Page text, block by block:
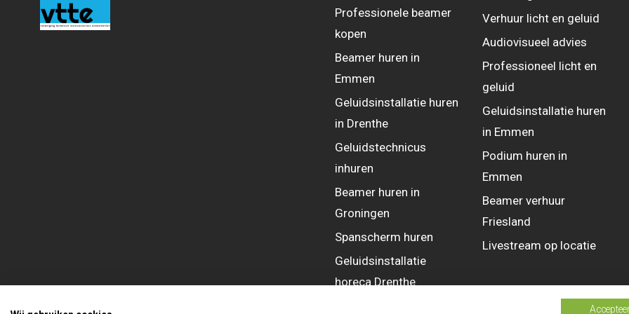
Professionele beamer
kopen
Beamer huren in
Emmen
Geluidsinstallatie huren
in Drenthe
Geluidstechnicus
inhuren
Beamer huren in
Groningen
Spanscherm huren
Geluidsinstallatie
horeca Drenthe
Verhuur licht en geluid
Audiovisueel advies
Professioneel licht en
geluid
Geluidsinstallatie huren
in Emmen
Podium huren in
Emmen
Beamer verhuur
Friesland
Livestream op locatie